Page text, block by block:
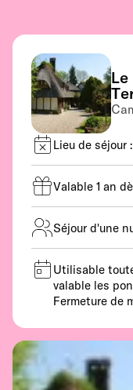
Lieu de séjour
Valable 1 an
Séjour d'une
Utilisable
valable les
Fermeture de